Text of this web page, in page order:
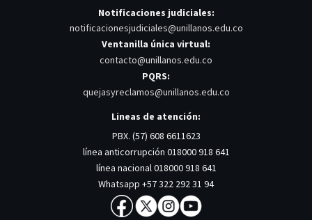
Notificaciones judiciales:
notificacionesjudiciales@unillanos.edu.co
Ventanilla única virtual:
contacto@unillanos.edu.co
PQRS:
quejasyreclamos@unillanos.edu.co
Lineas de atención:
PBX. (57) 608 6611623
línea anticorrupción 018000 918 641
línea nacional 018000 918 641
Whatsapp +57 322 292 31 94